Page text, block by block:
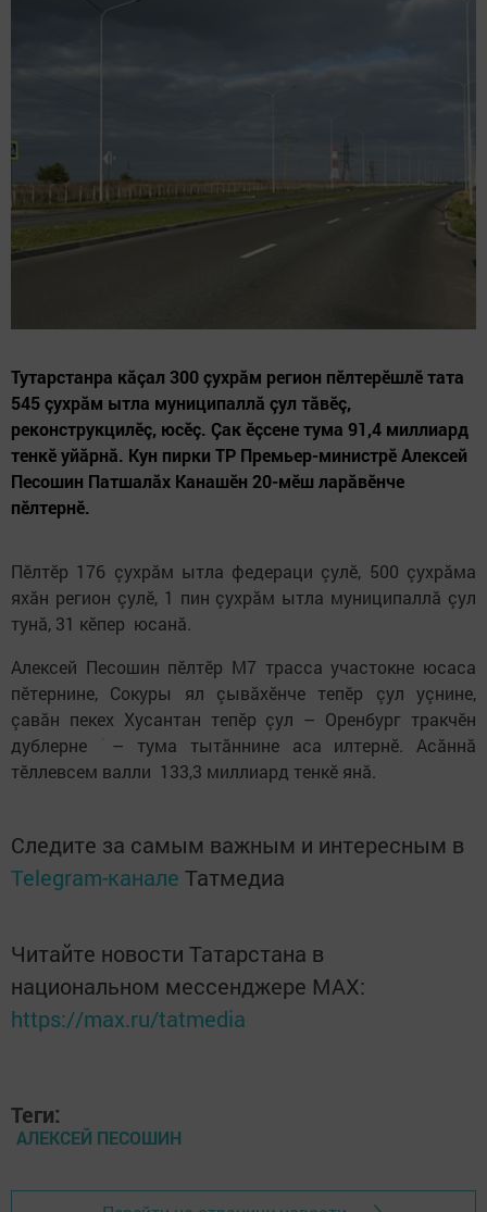
Тутарстанра кăçал 300 çухрăм регион пӗлтерӗшлӗ тата
545 çухрăм ытла муниципаллă çул тăвӗç,
реконструкцилӗç, юсӗç. Çак ӗçсене тума 91,4 миллиард
тенкӗ уйăрнă. Кун пирки ТР Премьер-министрӗ Алексей
Песошин Патшалăх Канашӗн 20-мӗш ларăвӗнче
пӗлтернӗ.
Пӗлтӗр 176 çухрăм ытла федераци çулӗ, 500 çухрăма
яхăн регион çулӗ, 1 пин çухрăм ытла муниципаллă çул
тунă, 31 кӗпер юсанă.
Алексей Песошин пӗлтӗр М7 трасса участокне юсаса
пӗтернине, Сокуры ял çывăхӗнче тепӗр çул уçнине,
çавăн пекех Хусантан тепӗр çул – Оренбург тракчӗн
дублерне ؘ – тума тытăннине аса илтернӗ. Асăннă
тӗллевсем валли 133,3 миллиард тенкӗ янă.
Следите за самым важным и интересным в
Telegram-канале Татмедиа
Читайте новости Татарстана в
национальном мессенджере MАХ:
https://max.ru/tatmedia
Теги:
АЛЕКСЕЙ ПЕСОШИН